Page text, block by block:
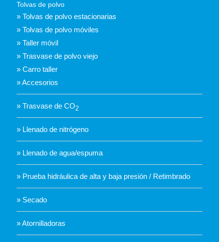
Tolvas de polvo
» Tolvas de polvo estacionarias
» Tolvas de polvo móviles
» Taller móvil
» Trasvase de polvo viejo
» Carro taller
» Accesorios
» Trasvase de CO2
» Llenado de nitrógeno
» Llenado de agua/espuma
» Prueba hidráulica de alta y baja presión / Retimbrado
» Secado
» Atornilladoras